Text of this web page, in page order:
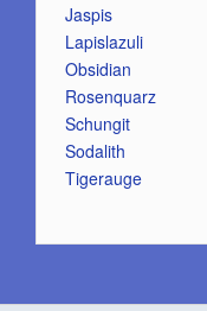
Jaspis
Lapislazuli
Obsidian
Rosenquarz
Schungit
Sodalith
Tigerauge